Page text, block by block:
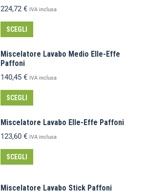
224,72 € IVA inclusa
SCEGLI
Miscelatore Lavabo Medio Elle-Effe
Paffoni
140,45 € IVA inclusa
SCEGLI
Miscelatore Lavabo Elle-Effe Paffoni
123,60 € IVA inclusa
SCEGLI
Miscelatore Lavabo Stick Paffoni